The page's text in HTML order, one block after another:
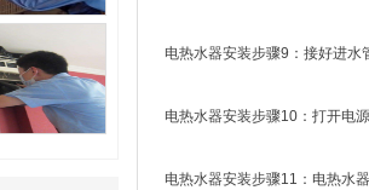
电热水器安装步骤9：接好进水
电热水器安装步骤10：打开电
电热水器安装步骤11：电热水